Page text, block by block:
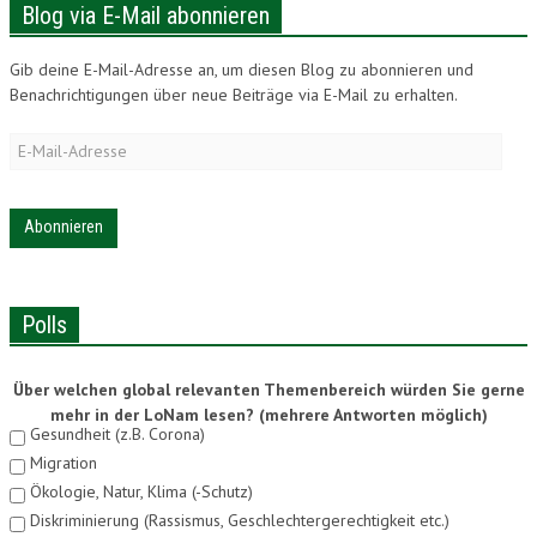
Blog via E-Mail abonnieren
Gib deine E-Mail-Adresse an, um diesen Blog zu abonnieren und
Benachrichtigungen über neue Beiträge via E-Mail zu erhalten.
E-
Polls
Über welchen global relevanten Themenbereich würden Sie gerne
mehr in der LoNam lesen? (mehrere Antworten möglich)
Gesundheit (z.B. Corona)
Migration
Ökologie, Natur, Klima (-Schutz)
Diskriminierung (Rassismus, Geschlechtergerechtigkeit etc.)